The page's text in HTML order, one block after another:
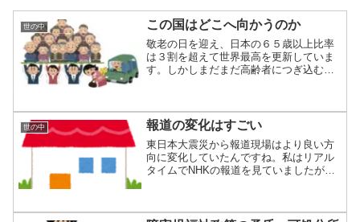
世の中 この国はどこへ向かうのか
敬老の日を迎え、日本の６５歳以上比率
は３割を超えて世界最高を更新していま
す。しかしまだまだ高齢者につぎ込む労
世の中 報道の変化はすごい
東日本大震災から報道現場はより良い方
向に変化していたんですね。私はリアル
タイムでNHKの報道を見ていましたが、